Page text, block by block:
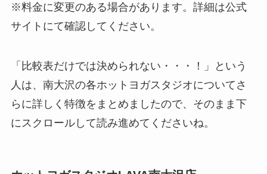
※料金に変更のある場合があります。詳細は公式
サイトにて確認してください。
「比較表だけでは決められない・・・！」という
人は、南大沢の各ホットヨガスタジオについてさ
らに詳しく特徴をまとめましたので、そのまま下
にスクロールして読み進めてくださいね。